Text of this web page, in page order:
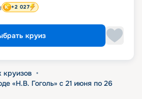
+2 027
круиз
круизов •
«Н.В. Гоголь» с 21 июня по 26